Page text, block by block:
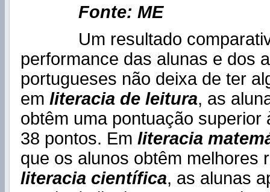
Fonte: ME
Um resultado
performance das alunas e dos
portugueses não deixa de ter
em literacia de leitura, as
obtêm uma pontuação superior
38 pontos. Em literacia
que os alunos obtêm melhores
literacia científica, as alunas